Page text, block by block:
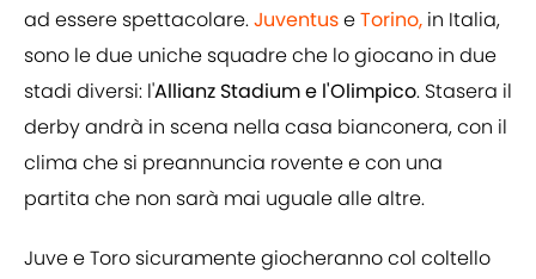
ad essere spettacolare.JuventuseTorino, in Italia,
sono le due uniche squadre che lo giocano in due
stadi diversi: l'Allianz Stadium e l'Olimpico. Stasera il
derby andrà in scena nella casa bianconera, con il
clima che si preannuncia rovente e con una
partita che non sarà mai uguale alle altre.
Juve e Toro sicuramente giocheranno col coltello